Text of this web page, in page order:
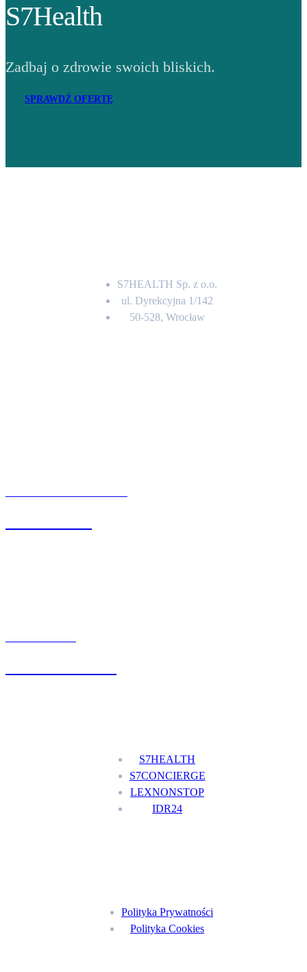
S7Health
Zadbaj o zdrowie swoich bliskich.
SPRAWDŹ OFERTĘ
S7HEALTH Sp. z o.o.
ul. Dyrekcyjna 1/142
50-528, Wrocław
S7HEALTH
S7CONCIERGE
LEXNONSTOP
IDR24
Polityka Prywatności
Polityka Cookies